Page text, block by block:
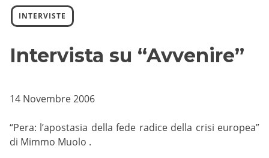
INTERVISTE
Intervista su “Avvenire”
14 Novembre 2006
“Pera: l’apostasia della fede radice della crisi europea”
di Mimmo Muolo .